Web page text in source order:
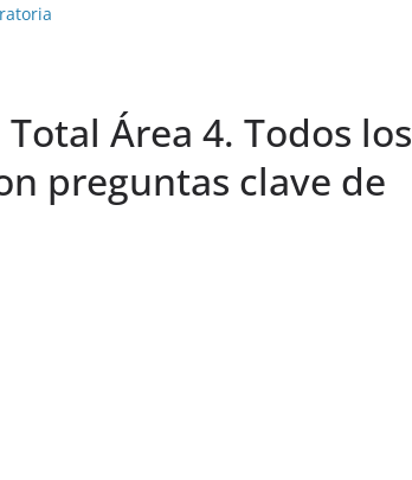
Área 4. Todos los
preguntas clave de